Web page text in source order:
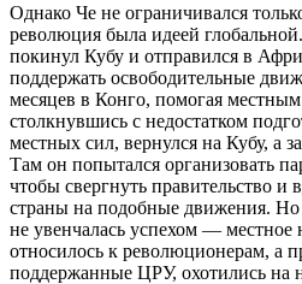
Однако Че не ограничивался
революция была идеей
покинул Кубу и отправился в
поддержать освободительные
месяцев в Конго, помогая
столкнувшись с недостатком
местных сил, вернулся на Кубу, а
Там он попытался организовать
чтобы свергнуть правительство и
страны на подобные движения. Но
не увенчалась успехом — местное
относилось к революционерам, а
поддержанные ЦРУ, охотились на